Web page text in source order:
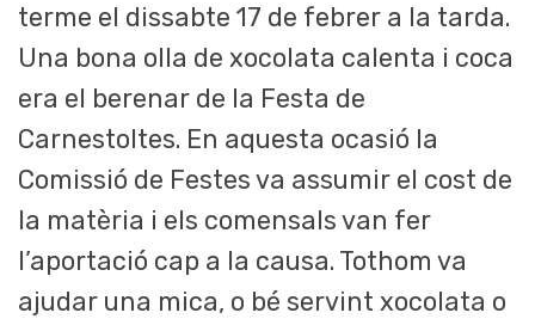
terme el dissabte 17 de febrer a la tarda.
Una bona olla de xocolata calenta i coca
era el berenar de la Festa de
Carnestoltes. En aquesta ocasió la
Comissió de Festes va assumir el cost de
la matèria i els comensals van fer
l’aportació cap a la causa. Tothom va
ajudar una mica, o bé servint xocolata o